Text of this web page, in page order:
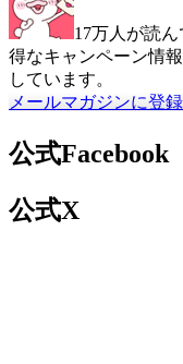
17万人が読
得なキャンペーン情
しています。
メールマガジンに登録
公式Facebook
公式X